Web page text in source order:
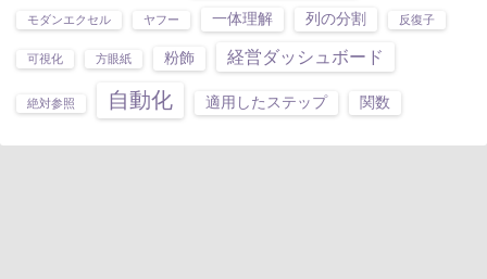
モダンエクセル ヤフー 一体理解 列の分割 反復子
可視化 方眼紙 粉飾 経営ダッシュボード
絶対参照 自動化 適用したステップ 関数